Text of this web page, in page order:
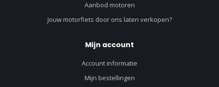
Aanbod motoren
Jouw motorfiets door ons laten verkopen?
Mijn account
Account informatie
Mijn bestellingen